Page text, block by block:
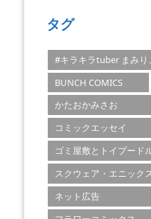
ー
タグ
#キラキラtuber まみり
BUNCH COMICS
かたおかみさお
コミックエッセイ
ゴミ屋敷とトイプード
スクウェア・エニック
ネット広告